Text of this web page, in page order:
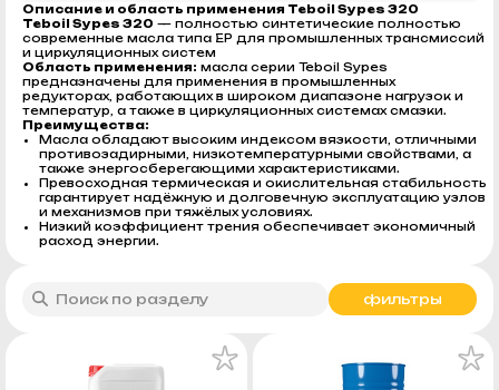
Описание и область применения Teboil Sypes 320
Teboil Sypes 320 — полностью синтетические полностью
современные масла типа EP для промышленных трансмиссий
и циркуляционных систем
Область применения: масла серии Teboil Sypes
предназначены для применения в промышленных
редукторах, работающих в широком диапазоне нагрузок и
температур, а также в циркуляционных системах смазки.
Преимущества:
Масла обладают высоким индексом вязкости, отличными
противозадирными, низкотемпературными свойствами, а
также энергосберегающими характеристиками.
Превосходная термическая и окислительная стабильность
гарантирует надёжную и долговечную эксплуатацию узлов
и механизмов при тяжёлых условиях.
Низкий коэффициент трения обеспечивает экономичный
расход энергии.
фильтры